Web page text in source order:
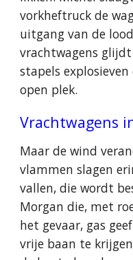
vorkheftruck de
uitgang van de
vrachtwagens
stapels
open plek.
Vrachtwagens
Maar de wind
vlammen slagen
vallen, die wordt
Morgan die, met
het gevaar, gas
vrije baan te